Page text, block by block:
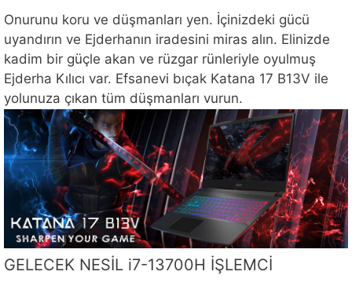
Onurunu koru ve düşmanları yen. İçinizdeki gücü
uyandırın ve Ejderhanın iradesini miras alın. Elinizde
kadim bir güçle akan ve rüzgar rünleriyle oyulmuş
Ejderha Kılıcı var. Efsanevi bıçak Katana 17 B13V ile
yolunuza çıkan tüm düşmanları vurun.
GELECEK NESİL i7-13700H İŞLEMCİ